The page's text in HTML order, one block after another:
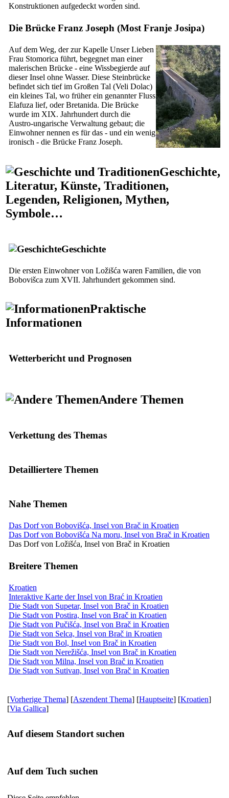
Konstruktionen aufgedeckt worden sind.
Die Brücke Franz Joseph (Most Franje Josipa)
Auf dem Weg, der zur Kapelle Unser Lieben
Frau Stomorica führt, begegnet man einer
malerischen Brücke - eine Wissbegierde auf
dieser Insel ohne Wasser. Diese Steinbrücke
befindet sich tief im Großen Tal (Veli Dolac)
ein kleines Tal, wo früher ein genannter Fluss
Elafuza lief, oder Bretanida. Die Brücke
wurde im XIX. Jahrhundert durch die
Austro-ungarische Verwaltung gebaut; die
Einwohner nennen es für das - und ein wenig
ironisch - die Brücke Franz Joseph.
Geschichte,
Literatur, Künste, Traditionen,
Legenden, Religionen, Mythen,
Symbole…
Geschichte
Die ersten Einwohner von Ložišća waren Familien, die von
Bobovišca zum XVII. Jahrhundert gekommen sind.
Praktische
Informationen
Wetterbericht und Prognosen
Andere Themen
Verkettung des Themas
Detailliertere Themen
Nahe Themen
Das Dorf von Bobovišća, Insel von Brač in Kroatien
Das Dorf von Bobovišća Na moru, Insel von Brač in Kroatien
Das Dorf von Ložišća, Insel von Brač in Kroatien
Breitere Themen
Kroatien
Interaktive Karte der Insel von Brać in Kroatien
Die Stadt von Supetar, Insel von Brač in Kroatien
Die Stadt von Postira, Insel von Brač in Kroatien
Die Stadt von Pučišća, Insel von Brač in Kroatien
Die Stadt von Selca, Insel von Brač in Kroatien
Die Stadt von Bol, Insel von Brač in Kroatien
Die Stadt von Nerežišća, Insel von Brač in Kroatien
Die Stadt von Milna, Insel von Brač in Kroatien
Die Stadt von Sutivan, Insel von Brač in Kroatien
[Vorherige Thema] [Aszendent Thema] [Hauptseite] [Kroatien]
[Via Gallica]
Auf diesem Standort suchen
Auf dem Tuch suchen